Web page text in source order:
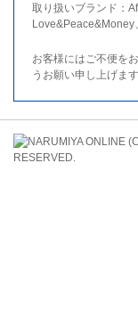
取り扱いブランド：
Love&Peace&Money
お客様にはご不便を
うお願い申し上げます